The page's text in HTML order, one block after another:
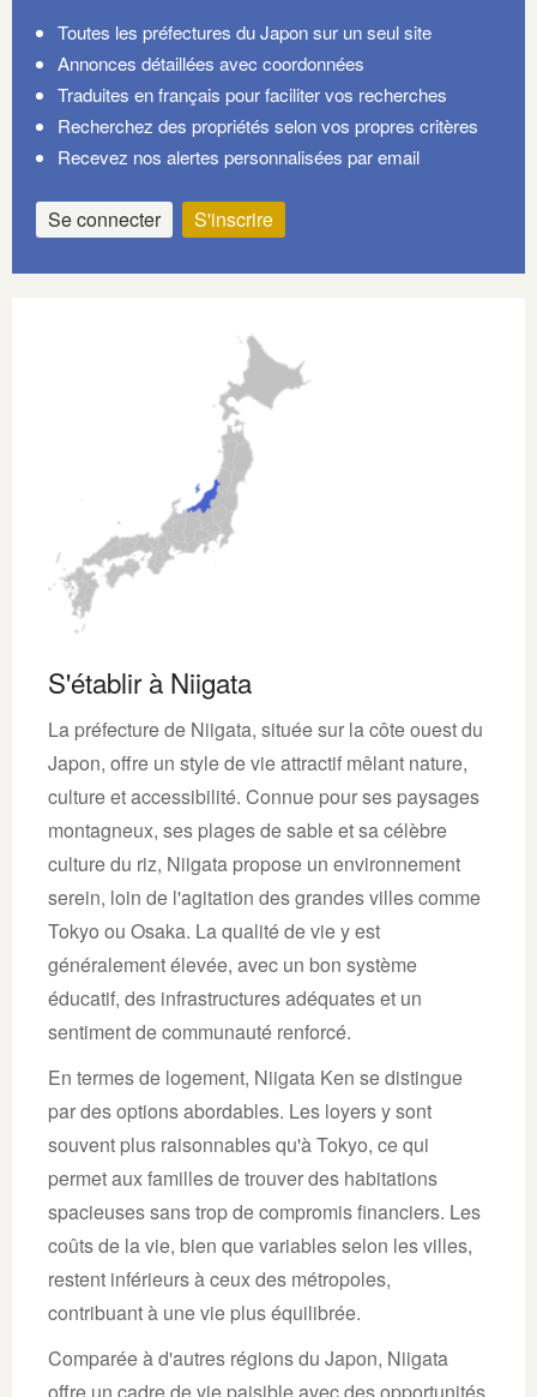
Toutes les préfectures du Japon sur un seul site
Annonces détaillées avec coordonnées
Traduites en français pour faciliter vos recherches
Recherchez des propriétés selon vos propres critères
Recevez nos alertes personnalisées par email
Se connecter S'inscrire
S'établir à Niigata
La préfecture de Niigata, située sur la côte ouest du
Japon, offre un style de vie attractif mêlant nature,
culture et accessibilité. Connue pour ses paysages
montagneux, ses plages de sable et sa célèbre
culture du riz, Niigata propose un environnement
serein, loin de l'agitation des grandes villes comme
Tokyo ou Osaka. La qualité de vie y est
généralement élevée, avec un bon système
éducatif, des infrastructures adéquates et un
sentiment de communauté renforcé.
En termes de logement, Niigata Ken se distingue
par des options abordables. Les loyers y sont
souvent plus raisonnables qu'à Tokyo, ce qui
permet aux familles de trouver des habitations
spacieuses sans trop de compromis financiers. Les
coûts de la vie, bien que variables selon les villes,
restent inférieurs à ceux des métropoles,
contribuant à une vie plus équilibrée.
Comparée à d'autres régions du Japon, Niigata
offre un cadre de vie paisible avec des opportunités